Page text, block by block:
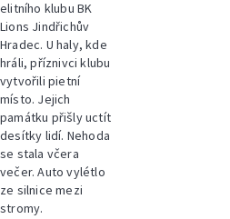
elitního klubu BK
Lions Jindřichův
Hradec. U haly, kde
hráli, příznivci klubu
vytvořili pietní
místo. Jejich
památku přišly uctít
desítky lidí. Nehoda
se stala včera
večer. Auto vylétlo
ze silnice mezi
stromy.